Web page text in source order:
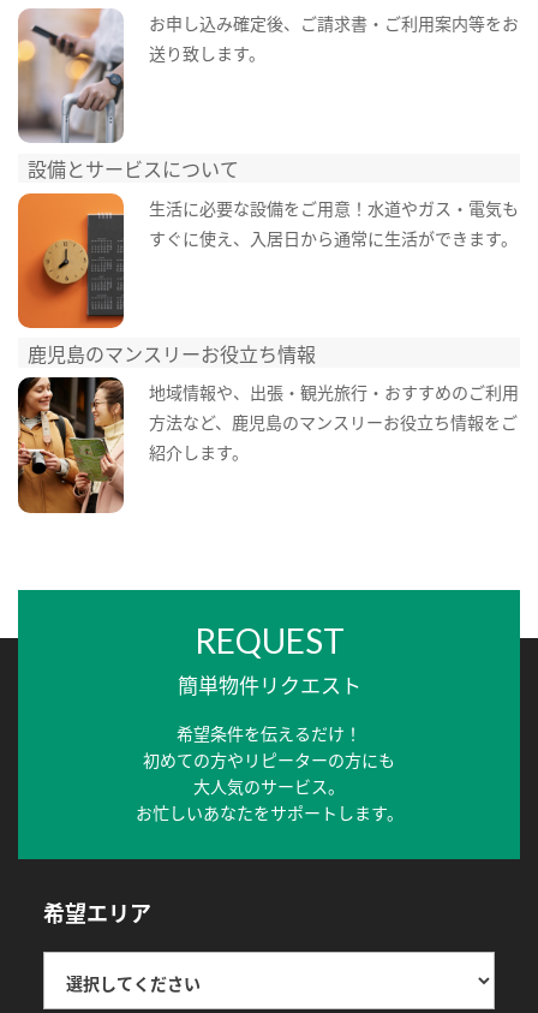
お申し込み確定後、ご請求書・ご利用案内等をお
送り致します。
設備とサービスについて
生活に必要な設備をご用意！水道やガス・電気も
すぐに使え、入居日から通常に生活ができます。
鹿児島のマンスリーお役立ち情報
地域情報や、出張・観光旅行・おすすめのご利用
方法など、鹿児島のマンスリーお役立ち情報をご
紹介します。
REQUEST
簡単物件リクエスト
希望条件を伝えるだけ！
初めての方やリピーターの方にも
大人気のサービス。
お忙しいあなたをサポートします。
希望エリア